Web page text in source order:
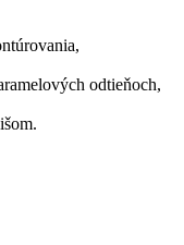
odtieňoch,